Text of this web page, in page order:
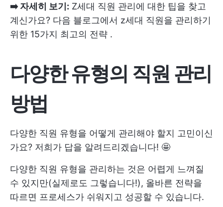
➡️ 자세히 보기: Z세대 직원 관리에 대한 팁을 찾고
계신가요? 다음 블로그에서 z세대 직원을 관리하기
위한 15가지 최고의 전략 .
다양한 유형의 직원 관리
방법
다양한 직원 유형을 어떻게 관리해야 할지 고민이신
가요? 저희가 답을 알려드리겠습니다! 🤩
다양한 직원 유형을 관리하는 것은 어렵게 느껴질
수 있지만(실제로도 그렇습니다!), 올바른 전략을
따르면 프로세스가 쉬워지고 성공할 수 있습니다.